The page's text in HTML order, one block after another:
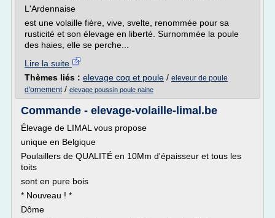
L'Ardennaise
est une volaille fière, vive, svelte, renommée pour sa
rusticité et son élevage en liberté. Surnommée la poule
des haies, elle se perche...
Lire la suite
Thèmes liés : elevage coq et poule / eleveur de poule
d'ornement/ elevage poussin poule naine
Commande - elevage-volaille-limal.be
Élevage de LIMAL vous propose
unique en Belgique
Poulaillers de QUALITÉ en 10Mm d'épaisseur et tous les
toits
sont en pure bois
* Nouveau ! *
Dôme